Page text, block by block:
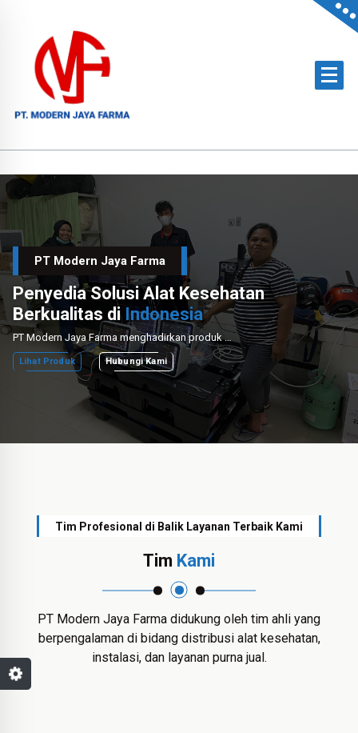
content
PT Modern Jaya Farma
Penyedia Solusi Alat Kesehatan
Berkualitas di Indonesia
PT Modern Jaya Farma menghadirkan produk medis unggulan dengan layanan instalasi dan perawatan profesional untuk mendukung sektor kesehatan nasional.
Lihat Produk Hubungi Kami
Tim Profesional di Balik Layanan Terbaik Kami
Tim Kami
PT Modern Jaya Farma didukung oleh tim ahli yang
berpengalaman di bidang distribusi alat kesehatan,
instalasi, dan layanan purna jual.